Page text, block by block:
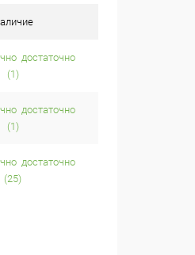
достаточно
(1)
достаточно
(1)
достаточно
(25)